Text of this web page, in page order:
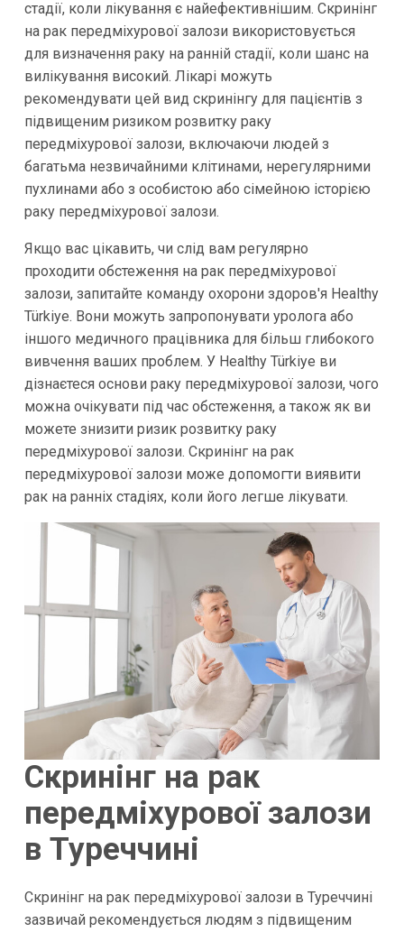
стадії, коли лікування є найефективнішим. Скринінг
на рак передміхурової залози використовується
для визначення раку на ранній стадії, коли шанс на
вилікування високий. Лікарі можуть
рекомендувати цей вид скринінгу для пацієнтів з
підвищеним ризиком розвитку раку
передміхурової залози, включаючи людей з
багатьма незвичайними клітинами, нерегулярними
пухлинами або з особистою або сімейною історією
раку передміхурової залози.
Якщо вас цікавить, чи слід вам регулярно
проходити обстеження на рак передміхурової
залози, запитайте команду охорони здоров'я Healthy
Türkiye. Вони можуть запропонувати уролога або
іншого медичного працівника для більш глибокого
вивчення ваших проблем. У Healthy Türkiye ви
дізнаєтеся основи раку передміхурової залози, чого
можна очікувати під час обстеження, а також як ви
можете знизити ризик розвитку раку
передміхурової залози. Скринінг на рак
передміхурової залози може допомогти виявити
рак на ранніх стадіях, коли його легше лікувати.
Скринінг на рак
передміхурової залози
в Туреччині
Скринінг на рак передміхурової залози в Туреччині
зазвичай рекомендується людям з підвищеним